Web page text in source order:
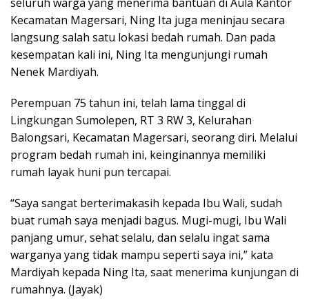
Kecamatan Magersari, Ning Ita juga meninjau secara
langsung salah satu lokasi bedah rumah. Dan pada
kesempatan kali ini, Ning Ita mengunjungi rumah
Nenek Mardiyah.
Perempuan 75 tahun ini, telah lama tinggal di
Lingkungan Sumolepen, RT 3 RW 3, Kelurahan
Balongsari, Kecamatan Magersari, seorang diri. Melalui
program bedah rumah ini, keinginannya memiliki
rumah layak huni pun tercapai.
“Saya sangat berterimakasih kepada Ibu Wali, sudah
buat rumah saya menjadi bagus. Mugi-mugi, Ibu Wali
panjang umur, sehat selalu, dan selalu ingat sama
warganya yang tidak mampu seperti saya ini,” kata
Mardiyah kepada Ning Ita, saat menerima kunjungan di
rumahnya. (Jayak)